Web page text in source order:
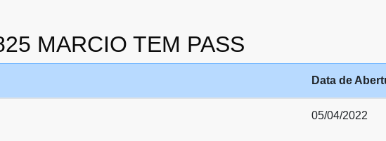
MARCIO TEM PASS
Data de
05/04/2022